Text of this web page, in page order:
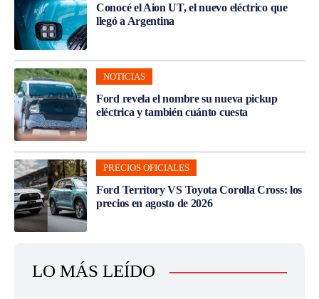
Conocé el Aion UT, el nuevo eléctrico que
llegó a Argentina
NOTICIAS
Ford revela el nombre su nueva pickup
eléctrica y también cuánto cuesta
PRECIOS OFICIALES
Ford Territory VS Toyota Corolla Cross: los
precios en agosto de 2026
LO MÁS LEÍDO